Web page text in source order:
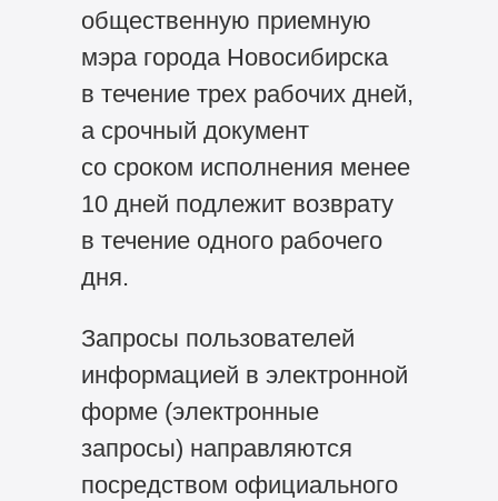
общественную приемную
мэра города Новосибирска
в течение трех рабочих дней,
а срочный документ
со сроком исполнения менее
10 дней подлежит возврату
в течение одного рабочего
дня.
Запросы пользователей
информацией в электронной
форме (электронные
запросы) направляются
посредством официального